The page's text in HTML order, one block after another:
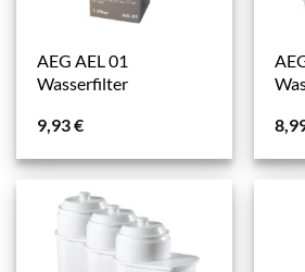
AEG AEL 01
Wasserfilter
9,93€